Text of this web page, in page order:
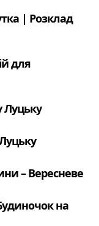
| Розклад
для
Луцьку
– Вересневе
на